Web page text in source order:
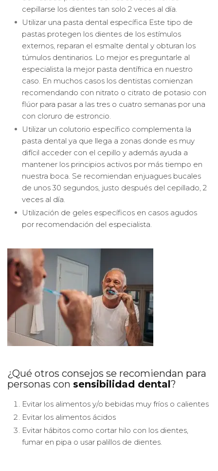
cepillarse los dientes tan solo 2 veces al día.
Utilizar una pasta dental específica Este tipo de
pastas protegen los dientes de los estímulos
externos, reparan el esmalte dental y obturan los
túmulos dentinarios. Lo mejor es preguntarle al
especialista la mejor pasta dentífrica en nuestro
caso. En muchos casos los dentistas comienzan
recomendando con nitrato o citrato de potasio con
flúor para pasar a las tres o cuatro semanas por una
con cloruro de estroncio.
Utilizar un colutorio específico complementa la
pasta dental ya que llega a zonas donde es muy
difícil acceder con el cepillo y además ayuda a
mantener los principios activos por más tiempo en
nuestra boca. Se recomiendan enjuagues bucales
de unos 30 segundos, justo después del cepillado, 2
veces al día.
Utilización de geles específicos en casos agudos
por recomendación del especialista.
¿Qué otros consejos se recomiendan para
personas con sensibilidad dental?
Evitar los alimentos y/o bebidas muy fríos o calientes
Evitar los alimentos ácidos
Evitar hábitos como cortar hilo con los dientes,
fumar en pipa o usar palillos de dientes.